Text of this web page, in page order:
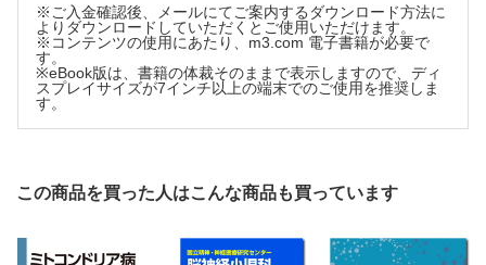
（5）チオレドキシン2欠乏症
（6）ミトコンドリア炭酸脱水酵素欠損症
ミナーゼ欠損症
3 その他
（1）脳葉酸輸送欠損症
2 脳ドパミン-セロトニン小胞輸送
※ご入金確認後、メールにてご案内するダウンロード方法に
よりダウンロードしていただくとご使用いただけます。
※コンテンツの使用にあたり、m3.com 電子書籍が必要で
す。
※eBook版は、書籍の体裁そのままで表示しますので、ディ
スプレイサイズが7インチ以上の端末でのご使用を推奨しま
す。
この商品を買った人はこんな商品も買っています